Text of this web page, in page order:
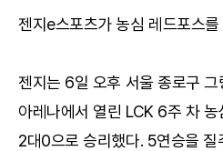
젠지e스포츠가 농심 레드포스
젠지는 6일 오후 서울 종로구
아레나에서 열린 LCK 6주 차 농
2대0으로 승리했다. 5연승을